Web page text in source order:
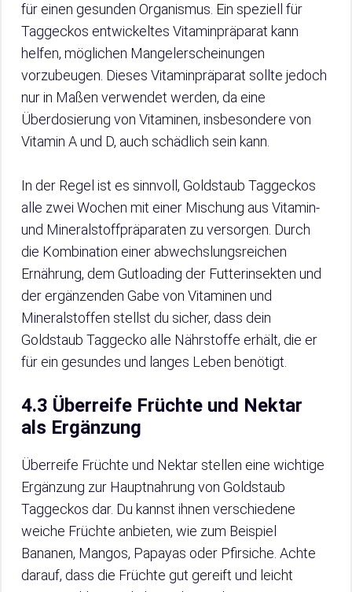
für einen gesunden Organismus. Ein speziell für
Taggeckos entwickeltes Vitaminpräparat kann
helfen, möglichen Mangelerscheinungen
vorzubeugen. Dieses Vitaminpräparat sollte jedoch
nur in Maßen verwendet werden, da eine
Überdosierung von Vitaminen, insbesondere von
Vitamin A und D, auch schädlich sein kann.
In der Regel ist es sinnvoll, Goldstaub Taggeckos
alle zwei Wochen mit einer Mischung aus Vitamin-
und Mineralstoffpräparaten zu versorgen. Durch
die Kombination einer abwechslungsreichen
Ernährung, dem Gutloading der Futterinsekten und
der ergänzenden Gabe von Vitaminen und
Mineralstoffen stellst du sicher, dass dein
Goldstaub Taggecko alle Nährstoffe erhält, die er
für ein gesundes und langes Leben benötigt.
4.3 Überreife Früchte und Nektar
als Ergänzung
Überreife Früchte und Nektar stellen eine wichtige
Ergänzung zur Hauptnahrung von Goldstaub
Taggeckos dar. Du kannst ihnen verschiedene
weiche Früchte anbieten, wie zum Beispiel
Bananen, Mangos, Papayas oder Pfirsiche. Achte
darauf, dass die Früchte gut gereift und leicht